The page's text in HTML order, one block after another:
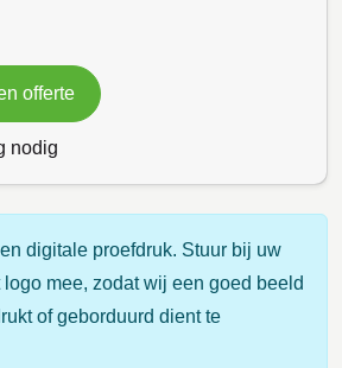
offerte
nodig
digitale proefdruk. Stuur bij uw
mee, zodat wij een goed beeld
of geborduurd dient te